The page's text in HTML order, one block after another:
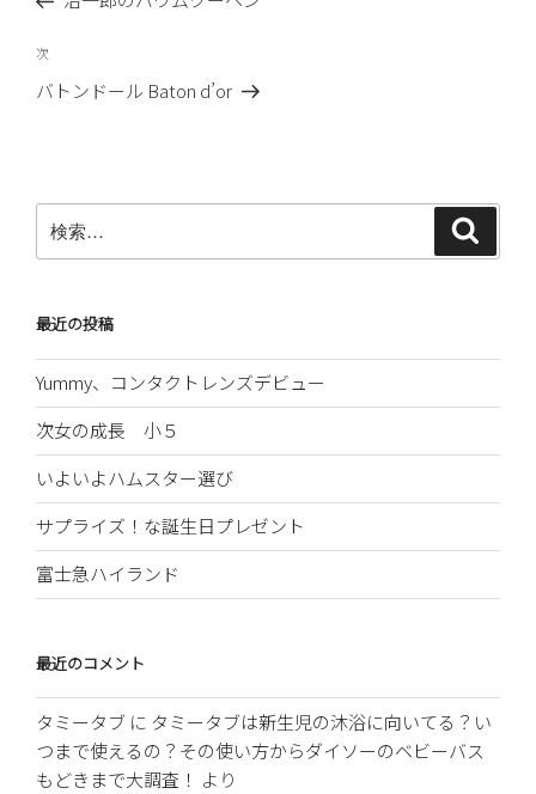
ナ
ビ
ゲ
ン
稿
次
の
次
バトンドール Baton d’or
索:
最近の投稿
Yummy、コンタクトレンズデビュー
次女の成長 小５
いよいよハムスター選び
サプライズ！な誕生日プレゼント
富士急ハイランド
最近のコメント
タミータブ に タミータブは新生児の沐浴に向いてる？い
つまで使えるの？その使い方からダイソーのベビーバス
もどきまで大調査！ より